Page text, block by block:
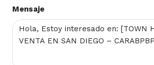
Mensaje